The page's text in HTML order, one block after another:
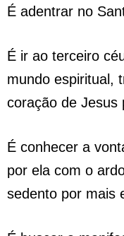
É adentrar no
É ir ao terceiro
mundo espiritual,
coração de Jesus
É conhecer a
por ela com o
sedento por mais